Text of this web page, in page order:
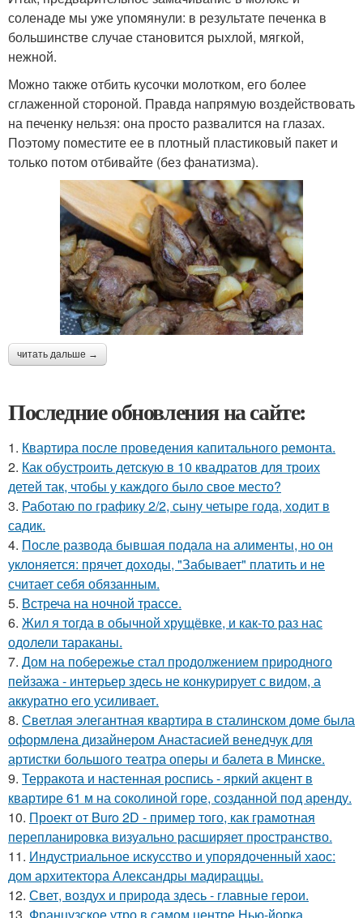
соленаде мы уже упомянули: в результате печенка в
большинстве случае становится рыхлой, мягкой,
нежной.
Можно также отбить кусочки молотком, его более
сглаженной стороной. Правда напрямую воздействовать
на печенку нельзя: она просто развалится на глазах.
Поэтому поместите ее в плотный пластиковый пакет и
только потом отбивайте (без фанатизма).
читать дальше →
Последние обновления на сайте:
1. Квартира после проведения капитального ремонта.
2. Как обустроить детскую в 10 квадратов для троих
детей так, чтобы у каждого было свое место?
3. Работаю по графику 2/2, сыну четыре года, ходит в
садик.
4. После развода бывшая подала на алименты, но он
уклоняется: прячет доходы, "Забывает" платить и не
считает себя обязанным.
5. Встреча на ночной трассе.
6. Жил я тогда в обычной хрущёвке, и как-то раз нас
одолели тараканы.
7. Дом на побережье стал продолжением природного
пейзажа - интерьер здесь не конкурирует с видом, а
аккуратно его усиливает.
8. Светлая элегантная квартира в сталинском доме была
оформлена дизайнером Анастасией венедчук для
артистки большого театра оперы и балета в Минске.
9. Терракота и настенная роспись - яркий акцент в
квартире 61 м на соколиной горе, созданной под аренду.
10. Проект от Buro 2D - пример того, как грамотная
перепланировка визуально расширяет пространство.
11. Индустриальное искусство и упорядоченный хаос:
дом архитектора Александры мадираццы.
12. Свет, воздух и природа здесь - главные герои.